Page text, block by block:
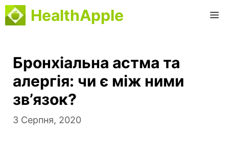
Перейти
до
HealthApple
Бронхіальна астма та
алергія: чи є між ними
зв’язок?
3 Серпня, 2020